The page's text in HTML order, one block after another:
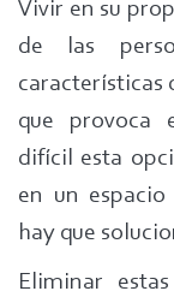
Vivir en su
de las
características
que provoca
difícil esta
en un
hay que
Eliminar